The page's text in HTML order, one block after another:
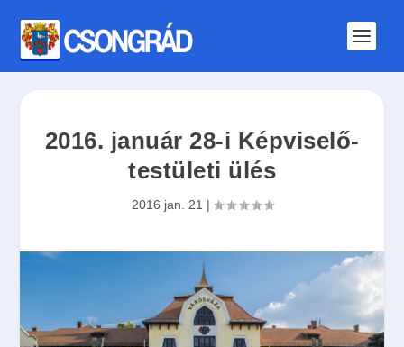
2016. január 28-i Képviselő-
testületi ülés
2016 jan. 21 |